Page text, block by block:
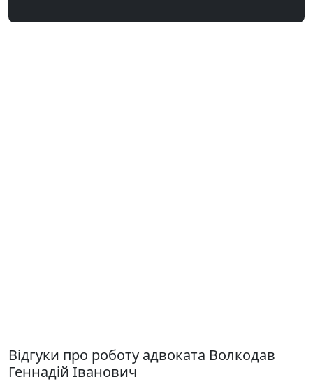
Відгуки про роботу адвоката Волкодав
Геннадій Іванович